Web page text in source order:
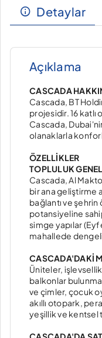
Detaylar
Açıklama
CASCADA
Cascada, BT
projesidir. 16
Cascada,
olanaklarla
ÖZELLİKLER
TOPLULUK
Cascada, Al
bir ana geliştirme
bağlantı ve
potansiyeline
simge yapılar
mahallede dengeli
CASCADA'DAKİ
Üniteler,
balkonlar
ve çimler, çocuk
akıllı otopark,
yeşillik ve kentsel